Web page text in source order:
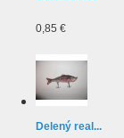
0,85 €
Delený real...